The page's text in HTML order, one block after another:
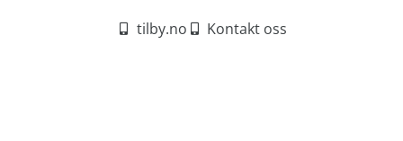
tilby.no Kontakt oss